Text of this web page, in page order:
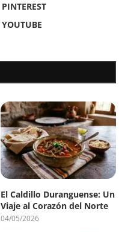
PINTEREST
YOUTUBE
El Caldillo Duranguense: Un
Viaje al Corazón del Norte
04/05/2026